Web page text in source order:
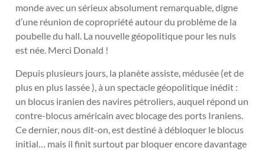
monde avec un sérieux absolument remarquable, digne
d’une réunion de copropriété autour du problème de la
poubelle du hall. La nouvelle géopolitique pour les nuls
est née. Merci Donald !
Depuis plusieurs jours, la planète assiste, médusée (et de
plus en plus lassée ), à un spectacle géopolitique inédit :
un blocus iranien des navires pétroliers, auquel répond un
contre-blocus américain avec blocage des ports Iraniens.
Ce dernier, nous dit-on, est destiné à débloquer le blocus
initial… mais il finit surtout par bloquer encore davantage